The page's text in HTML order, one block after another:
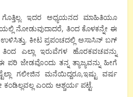
ಇದರ ಅಧ್ಯಯನದ ಮಾಹಿತಿಯೂ
ನೋಡುವುದಾದರೆ, ತಿಂದ ಕೊಳಕನ್ನೇ ಈ
ಕೀಟ ಪ್ರಪಂಚದಲ್ಲಿ ಅಸಾಸಿನ್ ಬಗ್
ಎಲ್ಲಾ ಇರುವೆಗಳ ಹೊರಕವಚವನ್ನು
ಪರಿ ಜೇಡವೊಂದು ತನ್ನ ತ್ಯಾಜ್ಯವನ್ನು ಹೀಗೆ
ಗಲೀಜಿನ ಮನೆಯಿದ್ದರೂ,ಇಷ್ಟು ವರ್ಷ
ಎಂದು ಆಶ್ಚರ್ಯ ಪಟ್ಟೆ.